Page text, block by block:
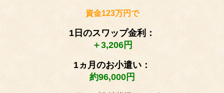
資金123万円で
1日のスワップ金利：
＋3,206円
1ヵ月のお小遣い：
約96,000円